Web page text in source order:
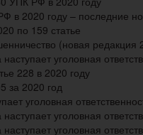
в 2020 году – последние
по 159 статье
(новая редакция
уголовная
228 в 2020 году
за 2020 год
уголовная
уголовная
уголовная